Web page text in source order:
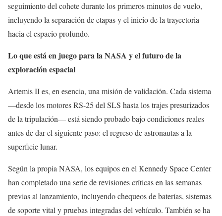
seguimiento del cohete durante los primeros minutos de vuelo,
incluyendo la separación de etapas y el inicio de la trayectoria
hacia el espacio profundo.
Lo que está en juego para la NASA y el futuro de la
exploración espacial
Artemis II es, en esencia, una misión de validación. Cada sistema
—desde los motores RS-25 del SLS hasta los trajes presurizados
de la tripulación— está siendo probado bajo condiciones reales
antes de dar el siguiente paso: el regreso de astronautas a la
superficie lunar.
Según la propia NASA, los equipos en el Kennedy Space Center
han completado una serie de revisiones críticas en las semanas
previas al lanzamiento, incluyendo chequeos de baterías, sistemas
de soporte vital y pruebas integradas del vehículo. También se ha